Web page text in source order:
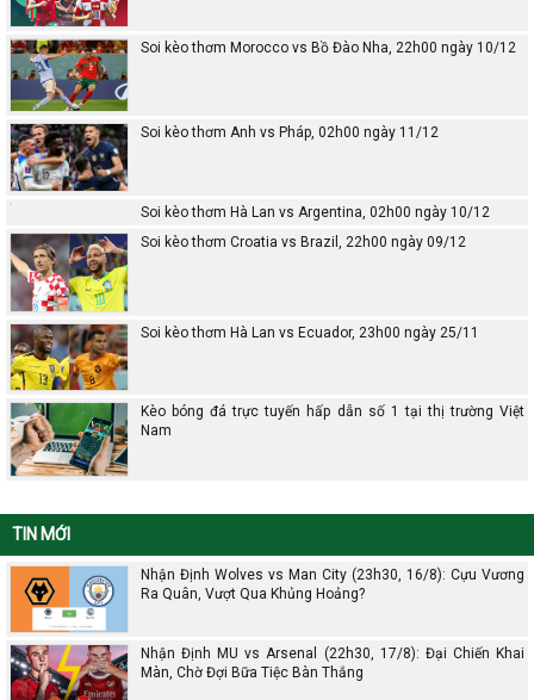
Soi kèo thơm Morocco vs Bồ Đào Nha, 22h00 ngày 10/12
Soi kèo thơm Anh vs Pháp, 02h00 ngày 11/12
Soi kèo thơm Hà Lan vs Argentina, 02h00 ngày 10/12
Soi kèo thơm Croatia vs Brazil, 22h00 ngày 09/12
Soi kèo thơm Hà Lan vs Ecuador, 23h00 ngày 25/11
Kèo bóng đá trực tuyến hấp dẫn số 1 tại thị trường Việt
Nam
TIN MỚI
Nhận Định Wolves vs Man City (23h30, 16/8): Cựu Vương
Ra Quân, Vượt Qua Khủng Hoảng?
Nhận Định MU vs Arsenal (22h30, 17/8): Đại Chiến Khai
Màn, Chờ Đợi Bữa Tiệc Bàn Thắng